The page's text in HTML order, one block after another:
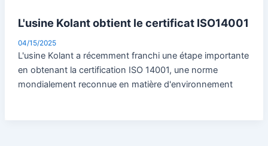
L'usine Kolant obtient le certificat ISO14001
04/15/2025
L'usine Kolant a récemment franchi une étape importante
en obtenant la certification ISO 14001, une norme
mondialement reconnue en matière d'environnement